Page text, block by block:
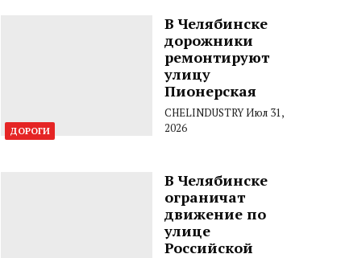
ДОРОГИ
В Челябинске
дорожники
ремонтируют
улицу
Пионерская
CHELINDUSTRYИюл 31,
2026
В Челябинске
ограничат
движение по
улице
Российской